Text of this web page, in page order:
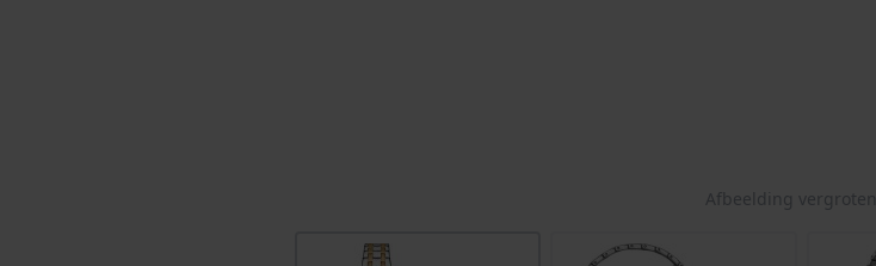
Afbeelding vergroten